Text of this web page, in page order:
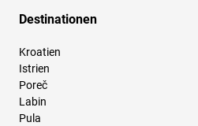
Destinationen
Kroatien
Istrien
Poreč
Labin
Pula